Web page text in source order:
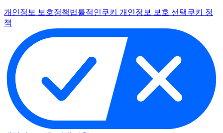
개인정보 보호정책법률적인쿠키 개인정보 보호 선택쿠키 정
책